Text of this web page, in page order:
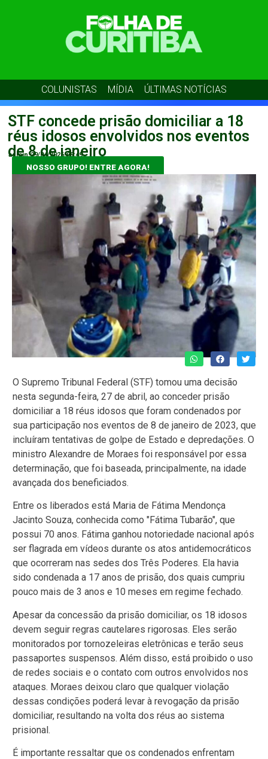
COLUNISTAS MÍDIA ÚLTIMAS NOTÍCIAS
STF concede prisão domiciliar a 18
réus idosos envolvidos nos eventos
de 8 de janeiro
admin 29/04/2026 09:49
NOSSO GRUPO! ENTRE AGORA!
O Supremo Tribunal Federal (STF) tomou uma decisão
nesta segunda-feira, 27 de abril, ao conceder prisão
domiciliar a 18 réus idosos que foram condenados por
sua participação nos eventos de 8 de janeiro de 2023, que
incluíram tentativas de golpe de Estado e depredações. O
ministro Alexandre de Moraes foi responsável por essa
determinação, que foi baseada, principalmente, na idade
avançada dos beneficiados.
Entre os liberados está Maria de Fátima Mendonça
Jacinto Souza, conhecida como "Fátima Tubarão", que
possui 70 anos. Fátima ganhou notoriedade nacional após
ser flagrada em vídeos durante os atos antidemocráticos
que ocorreram nas sedes dos Três Poderes. Ela havia
sido condenada a 17 anos de prisão, dos quais cumpriu
pouco mais de 3 anos e 10 meses em regime fechado.
Apesar da concessão da prisão domiciliar, os 18 idosos
devem seguir regras cautelares rigorosas. Eles serão
monitorados por tornozeleiras eletrônicas e terão seus
passaportes suspensos. Além disso, está proibido o uso
de redes sociais e o contato com outros envolvidos nos
ataques. Moraes deixou claro que qualquer violação
dessas condições poderá levar à revogação da prisão
domiciliar, resultando na volta dos réus ao sistema
prisional.
É importante ressaltar que os condenados enfrentam